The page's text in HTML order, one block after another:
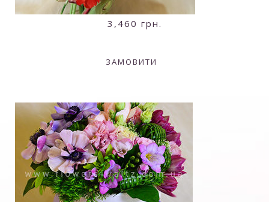
3,460 грн.
ЗАМОВИТИ